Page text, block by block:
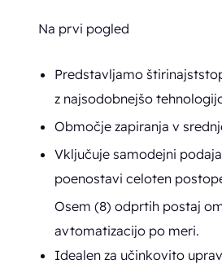
Na prvi pogled
Predstavljamo
z najsodobnejšo
Območje zapiranja v
Vključuje samodejni
poenostavi celoten
Osem (8) odprtih postaj
avtomatizacijo po meri.
Idealen za učinkovito